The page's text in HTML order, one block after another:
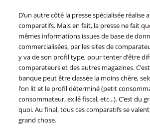
D’un autre côté la presse spécialisée réalise
comparatifs. Mais en fait, la presse ne fait
mêmes informations issues de base de
commercialisées, par les sites de
y va de son profil type, pour tenter d’être
comparateurs et des autres magazines.
banque peut être classée la moins chère,
l’on lit et le profil déterminé (petit
consommateur, exilé fiscal, etc...). C’est du
quoi. Au final, tous ces comparatifs se
grand chose.